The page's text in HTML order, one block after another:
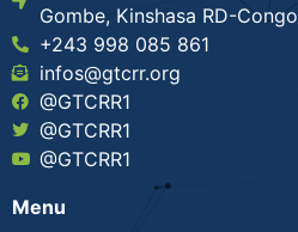
Gombe, Kinshasa RD-Congo
+243 998 085 861
infos@gtcrr.org
@GTCRR1
@GTCRR1
@GTCRR1
Menu